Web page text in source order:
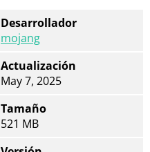
Desarrollador
mojang
Actualización
May 7, 2025
Tamaño
521 MB